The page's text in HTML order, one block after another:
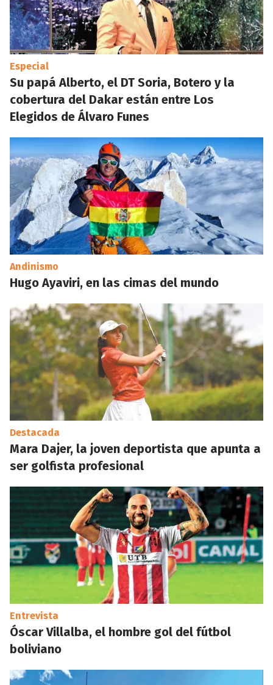
Especial
Su papá Alberto, el DT Soria, Botero y la
cobertura del Dakar están entre Los
Elegidos de Álvaro Funes
Andinismo
Hugo Ayaviri, en las cimas del mundo
Destacada
Mara Dajer, la joven deportista que apunta a
ser golfista profesional
Entrevista
Óscar Villalba, el hombre gol del fútbol
boliviano